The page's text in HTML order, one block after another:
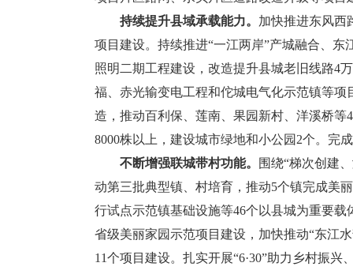
持续提升县域承载能力。 加快推进东风西
项目建设。持续推进“一江两岸”产城融合、
照明二期工程建设，改造提升县城老旧线路4
福、赤光输变电工程和佗城电气化示范镇等
造，推动百利保、莲南、果园新村、洋溪桥
8000株以上，建设城市绿地和小公园2个。完
不断增强联城带村功能。
围绕“梯次创建
动第三批典型镇、村培育，推动5个镇完成美
行试点示范镇基础设施等46个以县城为重要
省级美丽家园示范项目建设，加快推动“东江
11个项目建设。扎实开展“6·30”助力乡村振